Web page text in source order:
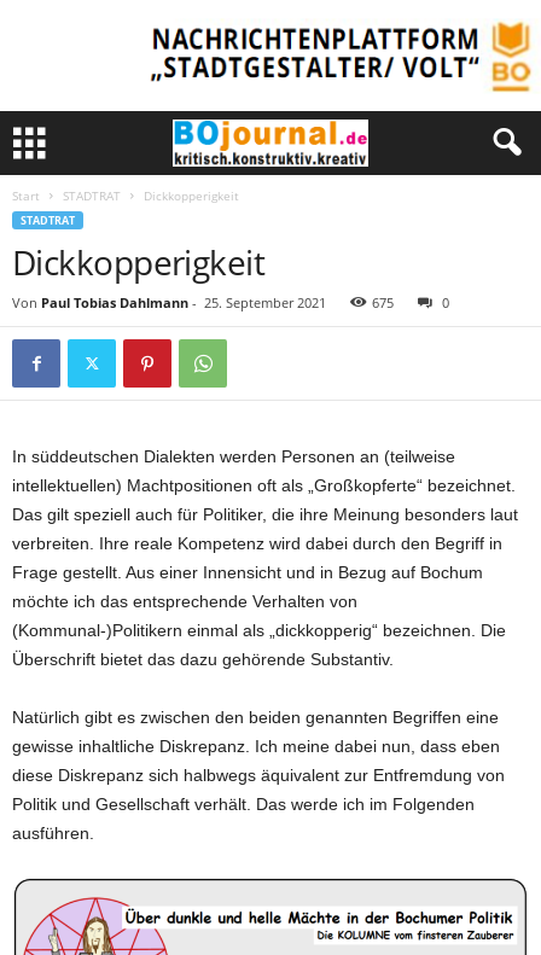
Start STADTRAT Dickkopperigkeit
STADTRAT
Dickkopperigkeit
Von Paul Tobias Dahlmann - 25. September 2021 675 0
In süddeutschen Dialekten werden Personen an (teilweise
intellektuellen) Machtpositionen oft als „Großkopferte“ bezeichnet.
Das gilt speziell auch für Politiker, die ihre Meinung besonders laut
verbreiten. Ihre reale Kompetenz wird dabei durch den Begriff in
Frage gestellt. Aus einer Innensicht und in Bezug auf Bochum
möchte ich das entsprechende Verhalten von
(Kommunal-)Politikern einmal als „dickkopperig“ bezeichnen. Die
Überschrift bietet das dazu gehörende Substantiv.
Natürlich gibt es zwischen den beiden genannten Begriffen eine
gewisse inhaltliche Diskrepanz. Ich meine dabei nun, dass eben
diese Diskrepanz sich halbwegs äquivalent zur Entfremdung von
Politik und Gesellschaft verhält. Das werde ich im Folgenden
ausführen.